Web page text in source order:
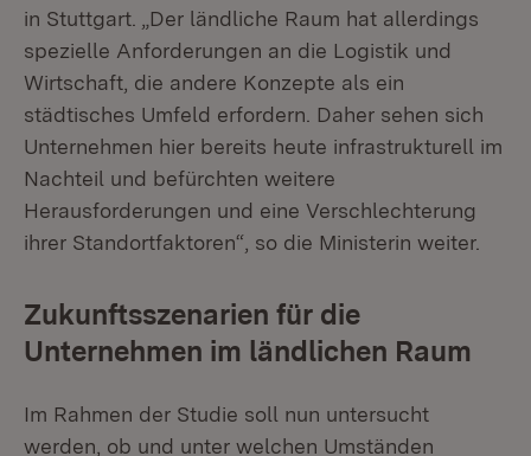
in Stuttgart. „Der ländliche Raum hat allerdings
spezielle Anforderungen an die Logistik und
Wirtschaft, die andere Konzepte als ein
städtisches Umfeld erfordern. Daher sehen sich
Unternehmen hier bereits heute infrastrukturell im
Nachteil und befürchten weitere
Herausforderungen und eine Verschlechterung
ihrer Standortfaktoren“, so die Ministerin weiter.
Zukunftsszenarien für die
Unternehmen im ländlichen Raum
Im Rahmen der Studie soll nun untersucht
werden, ob und unter welchen Umständen